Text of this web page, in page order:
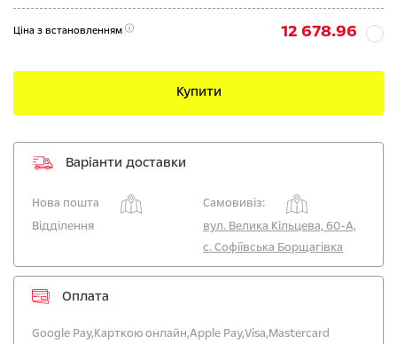
Ціна з встановленням 12 678.96
Купити
Варіанти доставки
Нова пошта
Самовивіз:
Відділення
вул. Велика Кільцева, 60-А,
с. Софіївська Борщагівка
Оплата
Google Pay,Карткою онлайн,Apple Pay,Visa,Mastercard